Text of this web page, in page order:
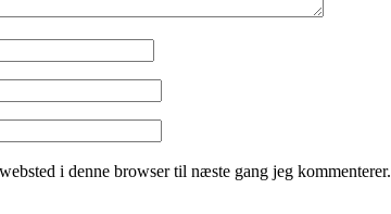
i denne browser til næste gang jeg kommenterer.